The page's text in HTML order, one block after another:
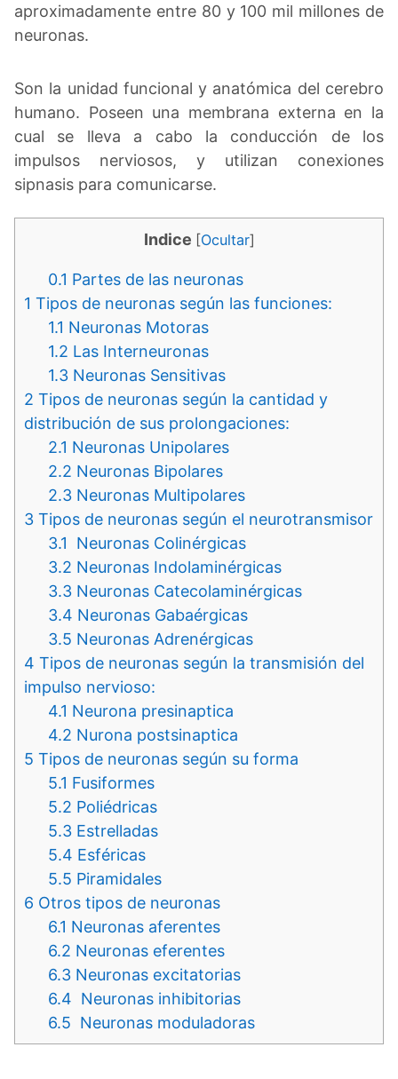
aproximadamente entre 80 y 100 mil millones de
neuronas.
Son la unidad funcional y anatómica del cerebro
humano. Poseen una membrana externa en la
cual se lleva a cabo la conducción de los
impulsos nerviosos, y utilizan conexiones
sipnasis para comunicarse.
Indice [Ocultar]
0.1 Partes de las neuronas
1 Tipos de neuronas según las funciones:
1.1 Neuronas Motoras
1.2 Las Interneuronas
1.3 Neuronas Sensitivas
2 Tipos de neuronas según la cantidad y
distribución de sus prolongaciones:
2.1 Neuronas Unipolares
2.2 Neuronas Bipolares
2.3 Neuronas Multipolares
3 Tipos de neuronas según el neurotransmisor
3.1 Neuronas Colinérgicas
3.2 Neuronas Indolaminérgicas
3.3 Neuronas Catecolaminérgicas
3.4 Neuronas Gabaérgicas
3.5 Neuronas Adrenérgicas
4 Tipos de neuronas según la transmisión del
impulso nervioso:
4.1 Neurona presinaptica
4.2 Nurona postsinaptica
5 Tipos de neuronas según su forma
5.1 Fusiformes
5.2 Poliédricas
5.3 Estrelladas
5.4 Esféricas
5.5 Piramidales
6 Otros tipos de neuronas
6.1 Neuronas aferentes
6.2 Neuronas eferentes
6.3 Neuronas excitatorias
6.4 Neuronas inhibitorias
6.5 Neuronas moduladoras